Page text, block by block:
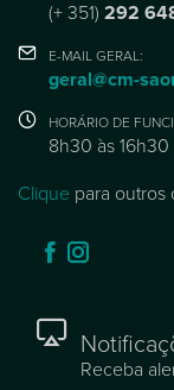
(+ 351) 292
E-MAIL GERAL:
geral@cm-
HORÁRIO DE
8h30 às 16h30
Clique para outros
Receba